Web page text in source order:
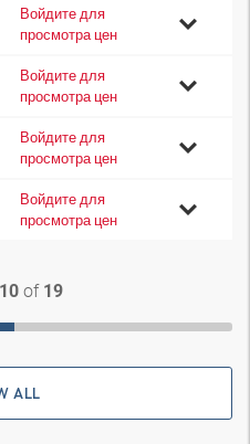
Войдите для
просмотра цен
Войдите для
просмотра цен
Войдите для
просмотра цен
Войдите для
просмотра цен
10of 19
ALL